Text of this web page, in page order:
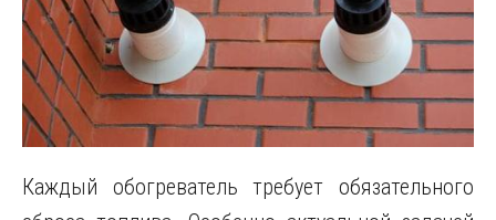
Каждый обогреватель требует обязательного